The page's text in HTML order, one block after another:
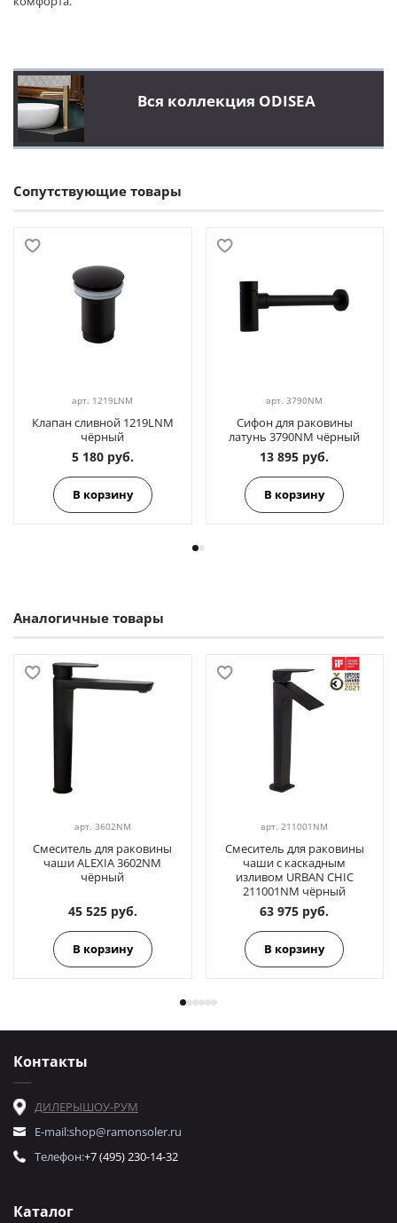
Вся коллекция ODISEA
Сопутствующие товары
арт. 1219LNM
Клапан сливной 1219LNM
чёрный
5 180 руб.
В корзину
арт.3790NM
Сифон для раковины
латунь 3790NM чёрный
13 895 руб.
В корзину
Аналогичные товары
арт. 3602NM
Смеситель для раковины
чаши ALEXIA 3602NM
чёрный
45 525 руб.
В корзину
арт.211001NM
Смеситель для раковины
чаши с каскадным
изливом URBAN CHIC
211001NM чёрный
63 975 руб.
В корзину
Каталог
Контакты
ДИЛЕРЫШОУ-РУМ
E-mail:shop@ramonsoler.ru
Телефон:+7 (495) 230-14-32